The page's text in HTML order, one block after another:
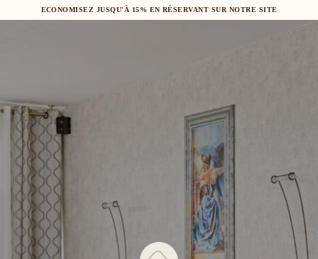
ECONOMISEZ JUSQU'À 15% EN RÉSERVANT SUR NOTRE SITE